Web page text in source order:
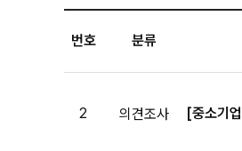
번호 분류
2 의견조사 [중소기